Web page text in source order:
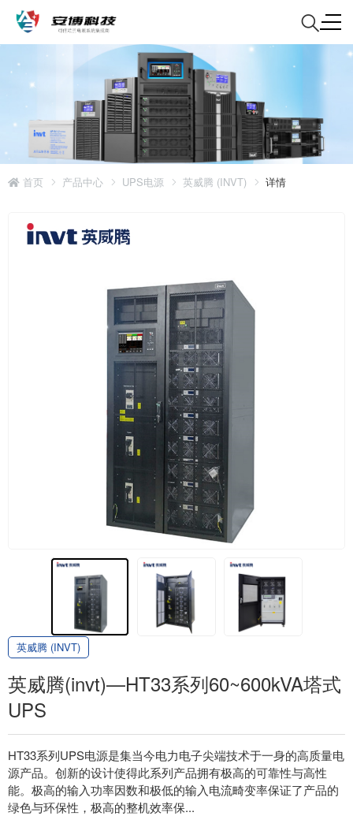
首页 产品中心 UPS电源 英威腾 (INVT) 详情
英威腾 (INVT)
英威腾(invt)—HT33系列60~600kVA塔式
UPS
HT33系列UPS电源是集当今电力电子尖端技术于一身的高质量电
源产品。创新的设计使得此系列产品拥有极高的可靠性与高性
能。极高的输入功率因数和极低的输入电流畸变率保证了产品的
绿色与环保性，极高的整机效率保...